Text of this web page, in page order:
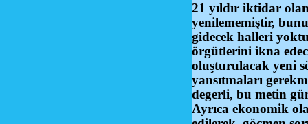
21 yıldır iktidar
yenilememiştir,
gidecek halleri
örgütlerini ikna
oluşturulacak yeni
yansıtmaları
degerli, bu metin
Ayrıca ekonomik